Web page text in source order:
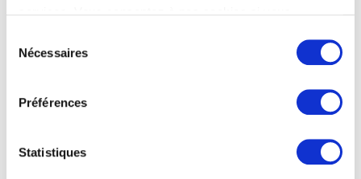
Nécessaires
Préférences
Statistiques